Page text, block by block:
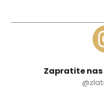
Zapratite